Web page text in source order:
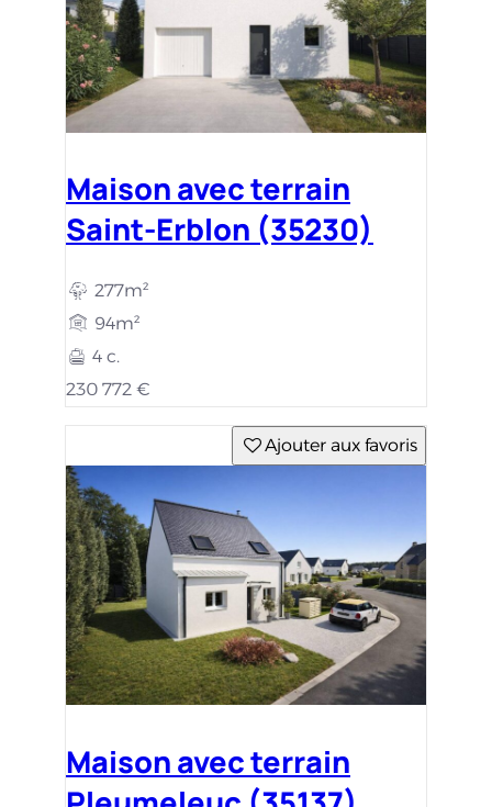
Maison avec terrain
Saint-Erblon (35230)
277m²
94m²
4 c.
230 772 €
Ajouter aux favoris
Maison avec terrain